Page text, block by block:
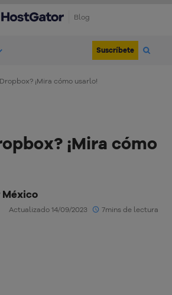
Blog
Suscríbete
¡Mira cómo usarlo!
¡Mira cómo
México
Actualizado 14/09/2023 7mins de lectura